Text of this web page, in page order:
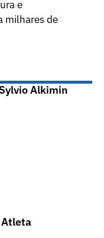
e
milhares de
Alkimin
Atleta